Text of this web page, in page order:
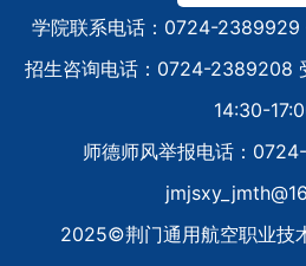
学院联系电话：0724-
招生咨询电话：0724-2389208
14:30-
师德师风举报电话：
2025©荆门通用航空职业